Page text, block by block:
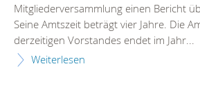
Mitgliederversammlung einen Bericht
Seine Amtszeit beträgt vier Jahre. Die
derzeitigen Vorstandes endet im Jahr...
Weiterlesen